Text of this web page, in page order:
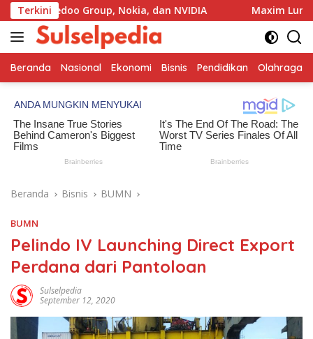
Langsung
ke
konten
Terkini
Group, Nokia, dan NVIDIA Maxim Luncurkan
Beranda Nasional Ekonomi Bisnis Pendidikan Olahraga
Beranda Bisnis BUMN
BUMN
Pelindo IV Launching Direct Export
Perdana dari Pantoloan
Sulselpedia
September 12, 2020